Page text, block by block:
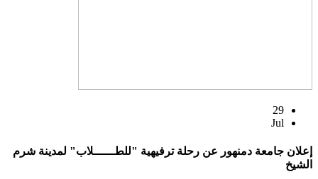
29
Jul
إعلان جامعة دمنهور عن رحلة ترفيهية "للطــــــلاب" لمدينة شرم
الشيخ